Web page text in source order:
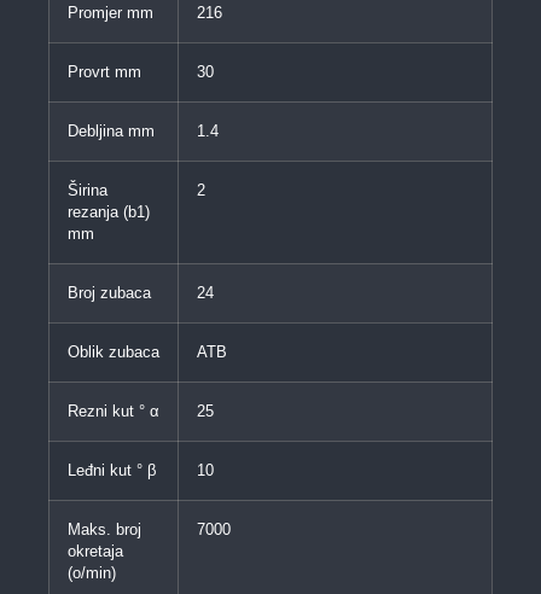
Promjer mm 216
Provrt mm 30
Debljina mm 1.4
Širina
rezanja (b1)
mm
2
Broj zubaca 24
Oblik zubaca ATB
Rezni kut ° α 25
Leđni kut ° β 10
Maks. broj
okretaja
(o/min)
7000